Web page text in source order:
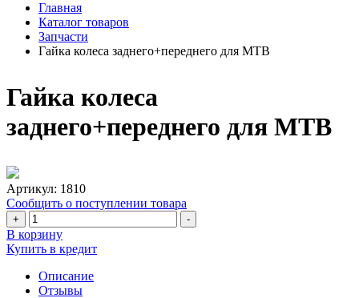
Главная
Каталог товаров
Запчасти
Гайка колеса заднего+переднего для МТВ
Гайка колеса
заднего+переднего для МТВ
Артикул: 1810
Сообщить о поступлении товара
+ -
В корзину
Купить в кредит
Описание
Отзывы